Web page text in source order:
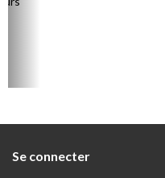
Se connecter